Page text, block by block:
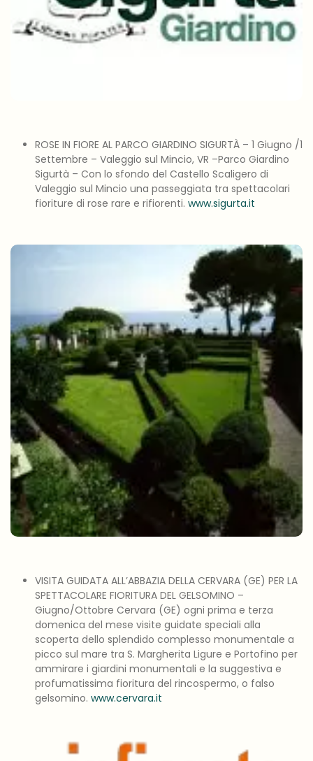
ROSE IN FIORE AL PARCO GIARDINO SIGURTÀ – 1 Giugno /1
Settembre – Valeggio sul Mincio, VR –Parco Giardino
Sigurtà – Con lo sfondo del Castello Scaligero di
Valeggio sul Mincio una passeggiata tra spettacolari
fioriture di rose rare e rifiorenti. www.sigurta.it
VISITA GUIDATA ALL’ABBAZIA DELLA CERVARA (GE) PER LA
SPETTACOLARE FIORITURA DEL GELSOMINO –
Giugno/Ottobre Cervara (GE) ogni prima e terza
domenica del mese visite guidate speciali alla
scoperta dello splendido complesso monumentale a
picco sul mare tra S. Margherita Ligure e Portofino per
ammirare i giardini monumentali e la suggestiva e
profumatissima fioritura del rincospermo, o falso
gelsomino. www.cervara.it